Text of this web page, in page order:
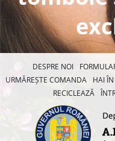
DESPRE NOI
URMĂREȘTE COMANDA
HAI
RECICLEAZĂ